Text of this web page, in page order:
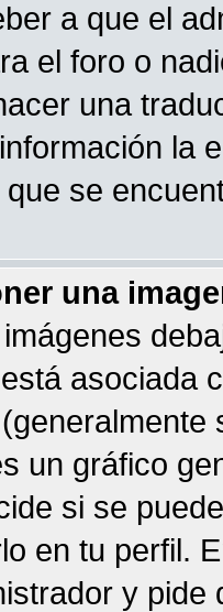
a que el
el foro o
una
la
se
una
asociada
un gráfico
si se
en tu perfil.
y